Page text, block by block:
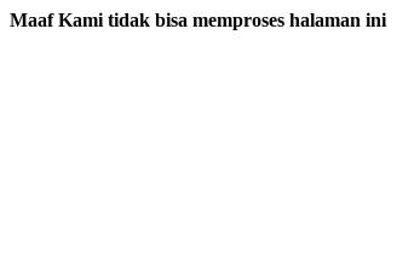
Maaf Kami tidak bisa memproses halaman ini